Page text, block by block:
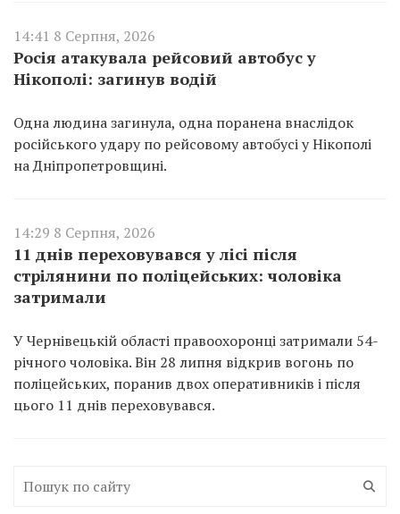
14:41 8 Серпня, 2026
Росія атакувала рейсовий автобус у
Нікополі: загинув водій
Одна людина загинула, одна поранена внаслідок
російського удару по рейсовому автобусі у Нікополі
на Дніпропетровщині.
14:29 8 Серпня, 2026
11 днів переховувався у лісі після
стрілянини по поліцейських: чоловіка
затримали
У Чернівецькій області правоохоронці затримали 54-
річного чоловіка. Він 28 липня відкрив вогонь по
поліцейських, поранив двох оперативників і після
цього 11 днів переховувався.